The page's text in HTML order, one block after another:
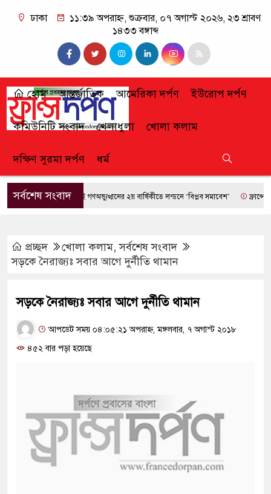
ঢাকা
১১:৩৯ অপরাহ্ন, শুক্রবার, ০৭ অগাস্ট ২০২৬, ২৩ শ্রাবণ
১৪৩৩ বঙ্গাব্দ
হোম আন্তর্জাতিক আমেরিকা দর্পণ ইউরোপ দর্পণ
কমিউনিটি সংবাদ খেলাধুলা খোলা কলাম
দক্ষিণ সুরমা দর্পণ ধর্ম
সর্বশেষ সংবাদজুলাই গণঅভ্যুত্থানের ২য় বার্ষিকীতে লন্ডনে ‘বিপ্লব সমাবেশ’ ফ্রান্সে
প্রচ্ছদ খোলা কলাম,সর্বশেষ সংবাদ
সড়কে নৈরাজ্যঃ সবার আগে দুর্নীতি থামান
সড়কে নৈরাজ্যঃ সবার আগে দুর্নীতি থামান
আপডেট সময় ০৪:০৫:২১ অপরাহ্ন, মঙ্গলবার, ৭ অগাস্ট ২০১৮
৪৫২ বার পড়া হয়েছে